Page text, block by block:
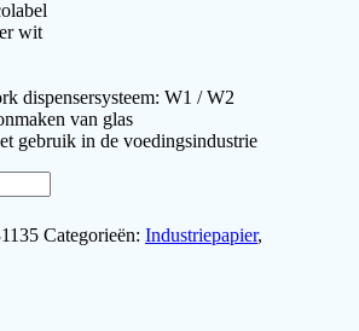
wit
dispensersysteem: W1 / W2
van glas
gebruik in de voedingsindustrie
Categorieën: Industriepapier,